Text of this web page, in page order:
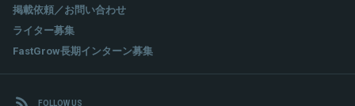
掲載依頼／お問い合わせ
ライター募集
FastGrow長期インターン募集
FOLLOW US